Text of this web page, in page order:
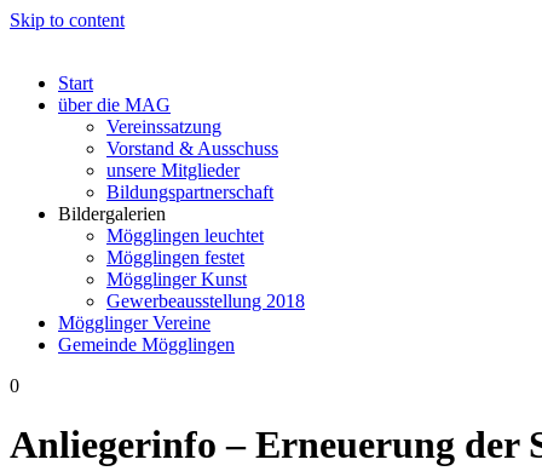
Skip to content
Start
über die MAG
Vereinssatzung
Vorstand & Ausschuss
unsere Mitglieder
Bildungspartnerschaft
Bildergalerien
Mögglingen leuchtet
Mögglingen festet
Mögglinger Kunst
Gewerbeausstellung 2018
Mögglinger Vereine
Gemeinde Mögglingen
0
Anliegerinfo – Erneuerung der